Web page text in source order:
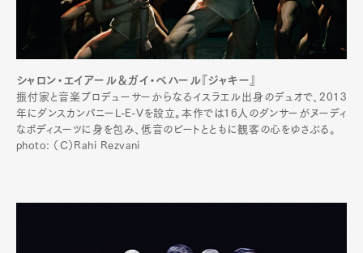
シャロン・エイアール＆ガイ・ベハール『ジャキー』
振付家と音楽プロデューサーからなるイスラエル出身のデュオで、2013
年にダンスカンパニーL-E-Vを設立。本作では16人のダンサーがヌーディ
なボディスーツに身を包み、低音のビートとともに観客の心をゆさぶる。
photo: （C）Rahi Rezvani